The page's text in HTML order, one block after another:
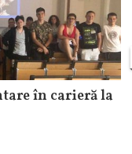
în carieră la